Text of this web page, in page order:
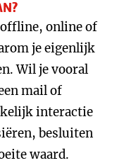
offline, online of
je eigenlijk
Wil je vooral
mail of
interactie
besluiten
waard.